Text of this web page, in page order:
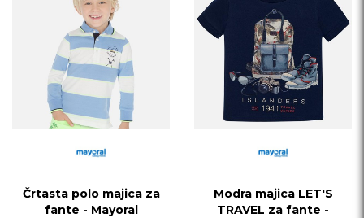
Črtasta polo majica za
fante - Mayoral
Modra majica LET'S
TRAVEL za fante -